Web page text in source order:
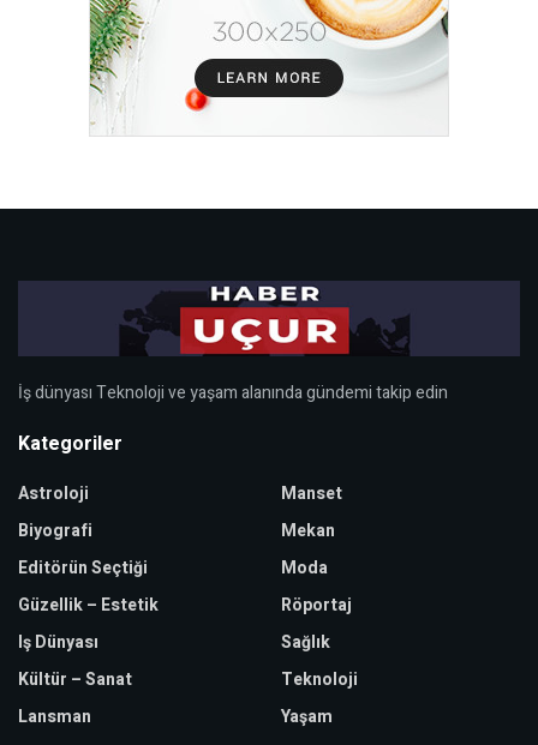
İş dünyası Teknoloji ve yaşam alanında gündemi takip edin
Kategoriler
Astroloji
Biyografi
Editörün Seçtiği
Güzellik – Estetik
Iş Dünyası
Kültür – Sanat
Lansman
Manset
Mekan
Moda
Röportaj
Sağlık
Teknoloji
Yaşam